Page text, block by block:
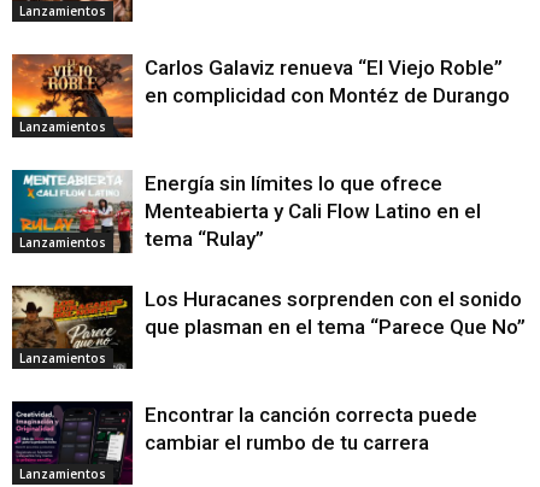
Lanzamientos
Lanzamientos
Carlos Galaviz renueva “El Viejo Roble”
en complicidad con Montéz de Durango
Lanzamientos
Energía sin límites lo que ofrece
Menteabierta y Cali Flow Latino en el
tema “Rulay”
Lanzamientos
Los Huracanes sorprenden con el sonido
que plasman en el tema “Parece Que No”
Lanzamientos
Encontrar la canción correcta puede
cambiar el rumbo de tu carrera